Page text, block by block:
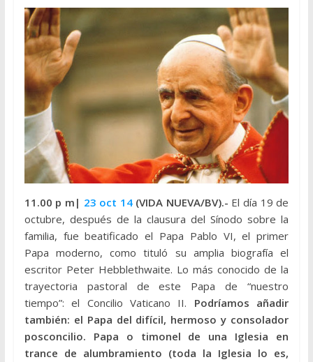
11.00 p m| 23 oct 14(VIDA NUEVA/BV).- El día 19 de
octubre, después de la clausura del Sínodo sobre la
familia, fue beatificado el Papa Pablo VI, el primer
Papa moderno, como tituló su amplia biografía el
escritor Peter Hebblethwaite. Lo más conocido de la
trayectoria pastoral de este Papa de “nuestro
tiempo”: el Concilio Vaticano II. Podríamos añadir
también: el Papa del difícil, hermoso y consolador
posconcilio. Papa o timonel de una Iglesia en
trance de alumbramiento (toda la Iglesia lo es,